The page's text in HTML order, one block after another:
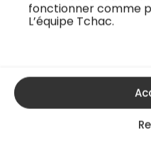
fonctionner comme
L’équipe Tchac.
Bien choisir sa
Label, origine,
fermeté… Comment
reconnaître une